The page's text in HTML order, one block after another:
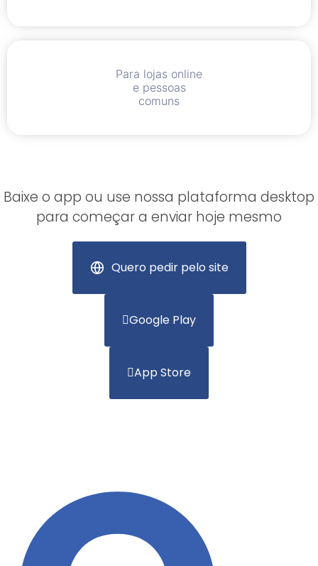
Para lojas online
e pessoas
comuns
Baixe o app ou use nossa plataforma desktop
para começar a enviar hoje mesmo
Quero pedir pelo site
Google Play
App Store